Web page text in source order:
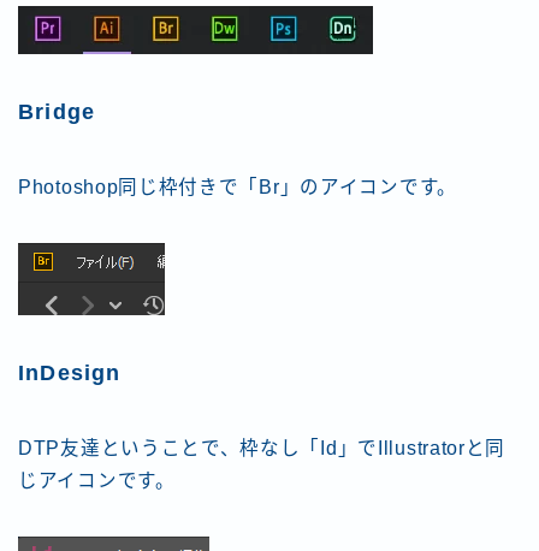
Bridge
Photoshop同じ枠付きで「Br」のアイコンです。
InDesign
DTP友達ということで、枠なし「Id」でIllustratorと同
じアイコンです。